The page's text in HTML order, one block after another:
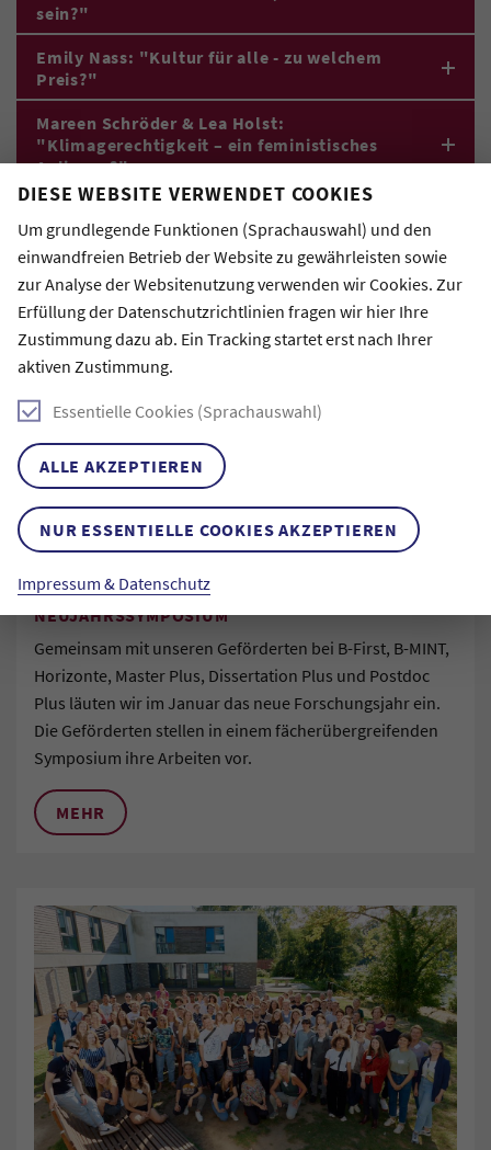
DIESE WEBSITE VERWENDET COOKIES
Um grundlegende Funktionen (Sprachauswahl) und den
einwandfreien Betrieb der Website zu gewährleisten sowie
zur Analyse der Websitenutzung verwenden wir Cookies. Zur
Erfüllung der Datenschutzrichtlinien fragen wir hier Ihre
Zustimmung dazu ab. Ein Tracking startet erst nach Ihrer
aktiven Zustimmung.
Essentielle Cookies (Sprachauswahl)
ALLE AKZEPTIEREN
NUR ESSENTIELLE COOKIES AKZEPTIEREN
Impressum & Datenschutz
sein?"
Emily Nass: "Kultur für alle - zu welchem
Preis?"
Mareen Schröder & Lea Holst:
"Klimagerechtigkeit – ein feministisches
Anliegen?"
dass ich völlig in Ordnung bin, so wie ich bin"
NEUJAHRSSYMPOSIUM
Gemeinsam mit unseren Geförderten bei B-First, B-MINT,
Horizonte, Master Plus, Dissertation Plus und Postdoc
Plus läuten wir im Januar das neue Forschungsjahr ein.
Die Geförderten stellen in einem fächerübergreifenden
Symposium ihre Arbeiten vor.
MEHR